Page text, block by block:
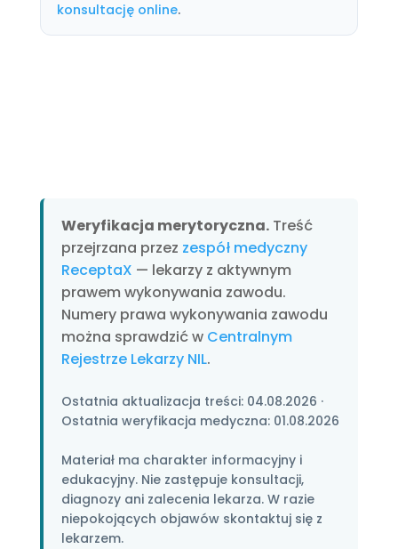
konsultację online.
Weryfikacja merytoryczna.Treść
przejrzana przez zespół medyczny
ReceptaX — lekarzy z aktywnym
prawem wykonywania zawodu.
Numery prawa wykonywania zawodu
można sprawdzić w Centralnym
Rejestrze Lekarzy NIL.
Ostatnia aktualizacja treści: 04.08.2026 ·
Ostatnia weryfikacja medyczna: 01.08.2026
Materiał ma charakter informacyjny i
edukacyjny. Nie zastępuje konsultacji,
diagnozy ani zalecenia lekarza. W razie
niepokojących objawów skontaktuj się z
lekarzem.